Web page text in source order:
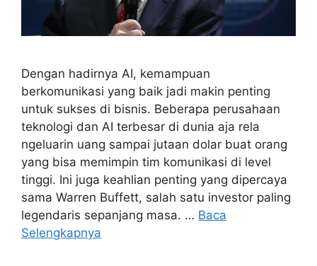
Dengan hadirnya AI, kemampuan
berkomunikasi yang baik jadi makin penting
untuk sukses di bisnis. Beberapa perusahaan
teknologi dan AI terbesar di dunia aja rela
ngeluarin uang sampai jutaan dolar buat orang
yang bisa memimpin tim komunikasi di level
tinggi. Ini juga keahlian penting yang dipercaya
sama Warren Buffett, salah satu investor paling
legendaris sepanjang masa. … Baca
Selengkapnya